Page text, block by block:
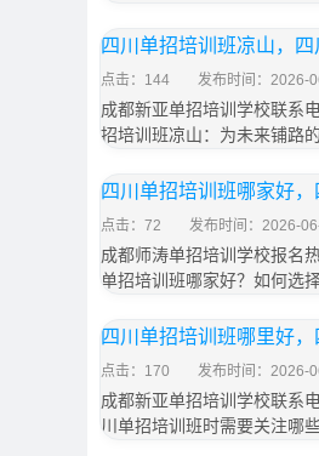
四川单招培训班凉山，
点击：144 发布时间：2026-
成都新亚单招培训学校联系
招培训班凉山：为未来铺路
四川单招培训班哪家好
点击：72 发布时间：2026-
成都师涛单招培训学校报名
单招培训班哪家好？如何选
四川单招培训班哪里好
点击：170 发布时间：2026-
成都新亚单招培训学校联系
川单招培训班时需要关注哪